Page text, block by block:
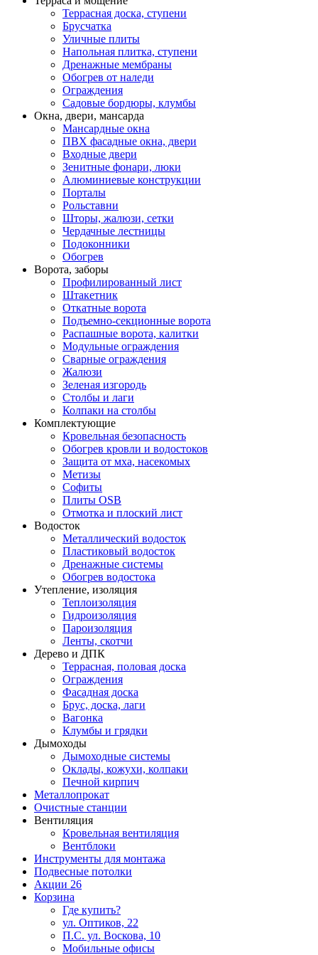
Террасная доска, ступени
Брусчатка
Уличные плиты
Напольная плитка, ступени
Дренажные мембраны
Обогрев от наледи
Ограждения
Садовые бордюры, клумбы
Окна, двери, мансарда
Мансардные окна
ПВХ фасадные окна, двери
Входные двери
Зенитные фонари, люки
Алюминиевые конструкции
Порталы
Рольставни
Шторы, жалюзи, сетки
Чердачные лестницы
Подоконники
Обогрев
Ворота, заборы
Профилированный лист
Штакетник
Откатные ворота
Подъемно-секционные ворота
Распашные ворота, калитки
Модульные ограждения
Сварные ограждения
Жалюзи
Зеленая изгородь
Столбы и лаги
Колпаки на столбы
Комплектующие
Кровельная безопасность
Обогрев кровли и водостоков
Защита от мха, насекомых
Метизы
Софиты
Плиты OSB
Отмотка и плоский лист
Водосток
Металлический водосток
Пластиковый водосток
Дренажные системы
Обогрев водостока
Утепление, изоляция
Теплоизоляция
Гидроизоляция
Пароизоляция
Ленты, скотчи
Дерево и ДПК
Террасная, половая доска
Ограждения
Фасадная доска
Брус, доска, лаги
Вагонка
Клумбы и грядки
Дымоходы
Дымоходные системы
Оклады, кожухи, колпаки
Печной кирпич
Металлопрокат
Очистные станции
Вентиляция
Кровельная вентиляция
Вентблоки
Инструменты для монтажа
Подвесные потолки
Акции 26
Корзина
Где купить?
ул. Оптиков, 22
П.С. ул. Воскова, 10
Мобильные офисы